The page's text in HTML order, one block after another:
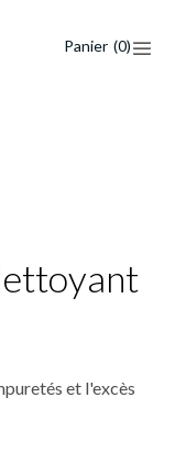
Panier (0)
et l'excès